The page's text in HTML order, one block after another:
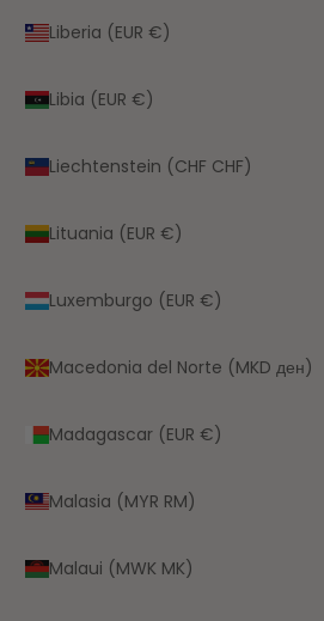
Liberia (EUR €)
Libia (EUR €)
Liechtenstein (CHF CHF)
Lituania (EUR €)
Luxemburgo (EUR €)
Macedonia del Norte (MKD ден)
Madagascar (EUR €)
Malasia (MYR RM)
Malaui (MWK MK)